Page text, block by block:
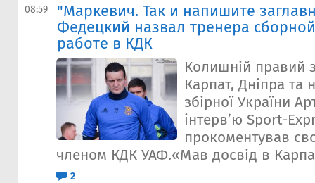
08:59
"Маркевич. Так и напишите
Федецкий назвал тренера
работе в КДК
Колишній правий
Карпат, Дніпра та
збірної України
інтерв’ю Sport-
прокоментував
членом КДК УАФ.«Мав досвід в
2